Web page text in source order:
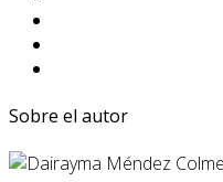
Sobre el autor